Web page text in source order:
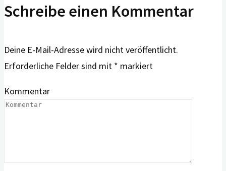
Schreibe einen Kommentar
Deine E-Mail-Adresse wird nicht veröffentlicht.
Erforderliche Felder sind mit * markiert
Kommentar